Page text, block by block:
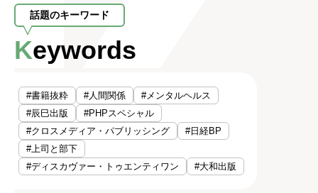
話題のキーワード
Keywords
#書籍抜粋 #人間関係
#メンタルヘルス
#辰巳出版
#PHPスペシャル
#クロスメディア・パブリッシング
#日経BP
#上司と部下
#ディスカヴァー・トゥエンティワン
#大和出版